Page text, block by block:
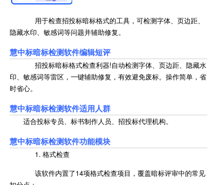
用于检查招投标暗标格式的工具，可检测字体、页边距、
隐藏水印、敏感词等问题并辅助修复。
慧中标暗标检测软件编辑短评
招投标暗标格式检查利器!自动检测字体、页边距、隐藏水
印、敏感词等雷区，一键辅助修复，有效避免废标。操作简单，省
时省心。
慧中标暗标检测软件适用人群
适合投标专员、标书制作人员、招投标代理机构。
慧中标暗标检测软件功能模块
1. 格式检查
该软件内置了14项格式检查项目，覆盖暗标评审中的常见